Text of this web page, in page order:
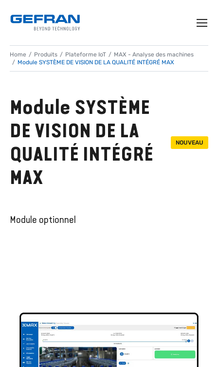
Home Produits Plateforme IoT
MAX - Analyse des machines
Module SYSTÈME DE VISION DE LA QUALITÉ INTÉGRÉ MAX
Module SYSTÈME
DE VISION DE LA
QUALITÉ INTÉGRÉ
MAX
NOUVEAU
Module optionnel